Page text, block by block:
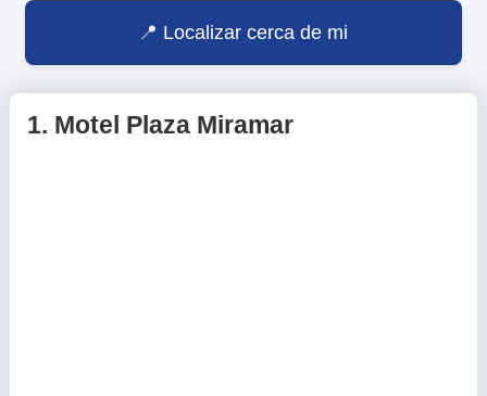
Localizar cerca de mi
1. Motel Plaza Miramar